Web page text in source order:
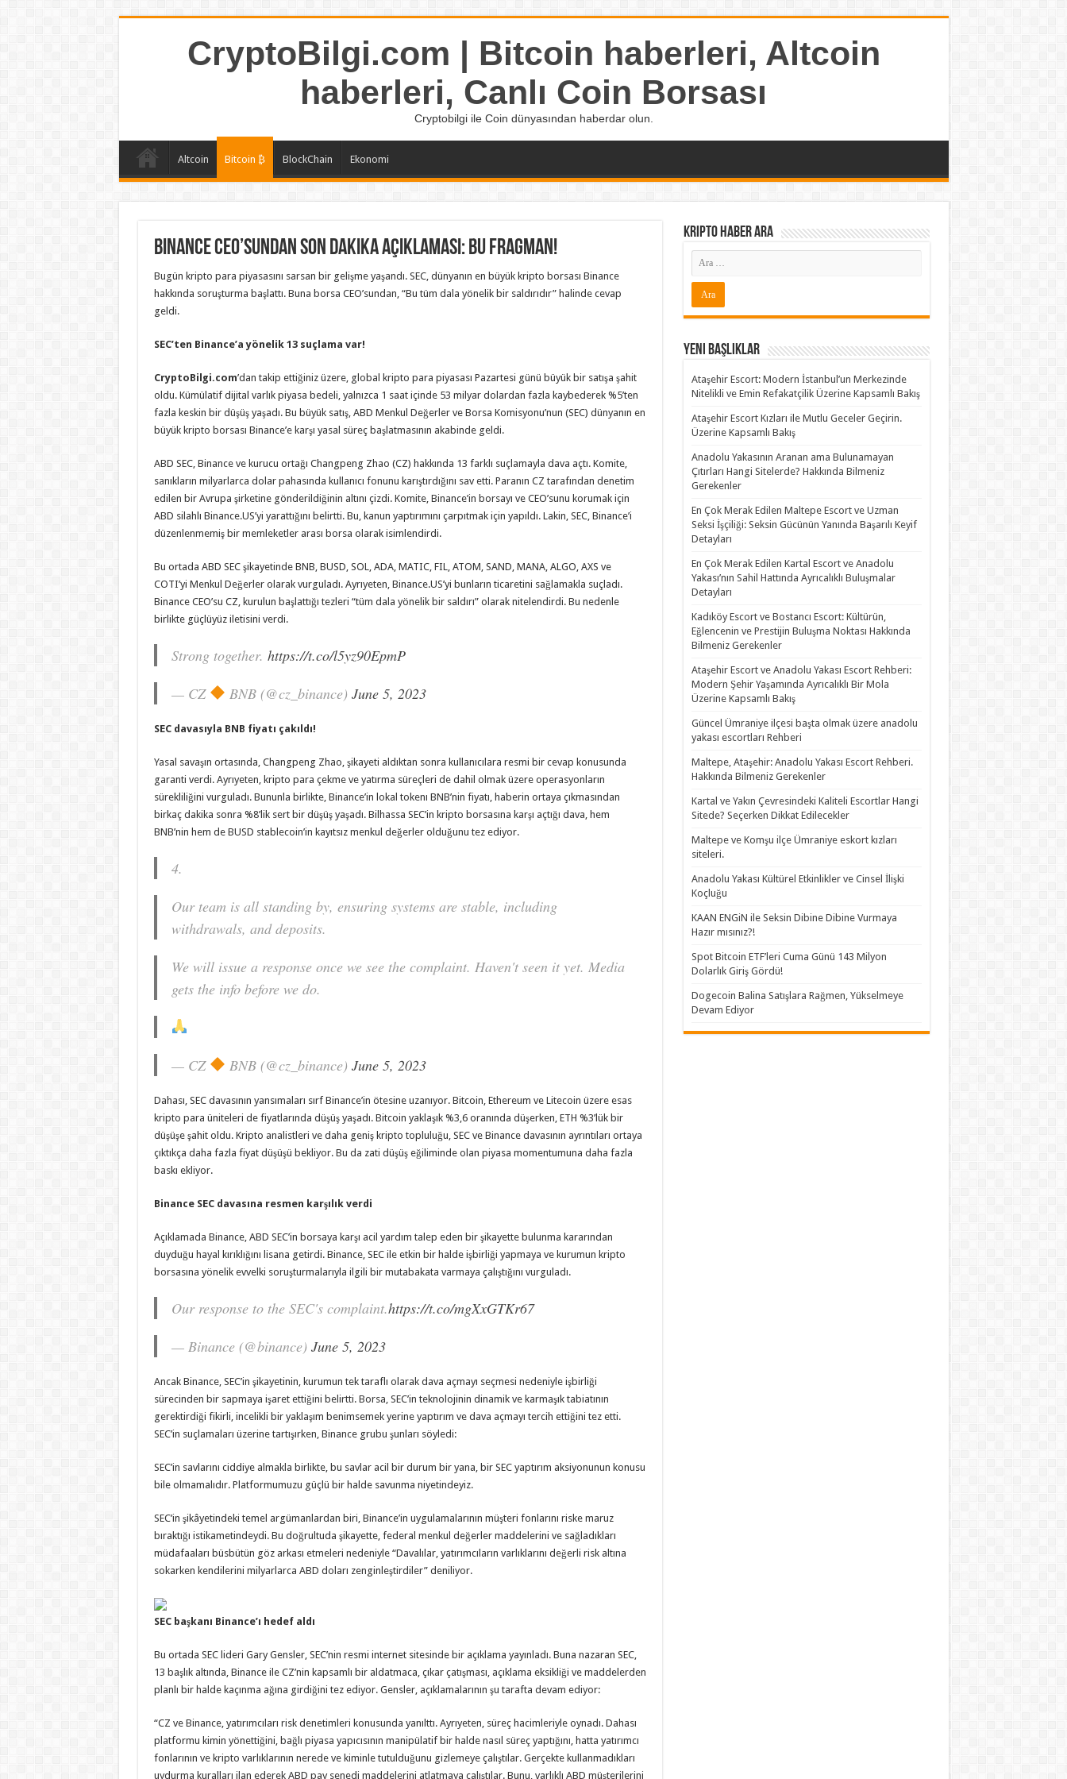
CryptoBilgi.com | Bitcoin haberleri, Altcoin
haberleri, Canlı Coin Borsası
Cryptobilgi ile Coin dünyasından haberdar olun.
Altcoin Bitcoin ₿ BlockChain Ekonomi
Binance CEO’sundan Son Dakika Açıklaması: Bu Fragman!
Bugün kripto para piyasasını sarsan bir gelişme yaşandı. SEC, dünyanın en büyük kripto borsası Binance
hakkında soruşturma başlattı. Buna borsa CEO’sundan, “Bu tüm dala yönelik bir saldırıdır” halinde cevap
geldi.
SEC’ten Binance’a yönelik 13 suçlama var!
CryptoBilgi.com’dan takip ettiğiniz üzere, global kripto para piyasası Pazartesi günü büyük bir satışa şahit
oldu. Kümülatif dijital varlık piyasa bedeli, yalnızca 1 saat içinde 53 milyar dolardan fazla kaybederek %5’ten
fazla keskin bir düşüş yaşadı. Bu büyük satış, ABD Menkul Değerler ve Borsa Komisyonu’nun (SEC) dünyanın en
büyük kripto borsası Binance’e karşı yasal süreç başlatmasının akabinde geldi.
ABD SEC, Binance ve kurucu ortağı Changpeng Zhao (CZ) hakkında 13 farklı suçlamayla dava açtı. Komite,
sanıkların milyarlarca dolar pahasında kullanıcı fonunu karıştırdığını sav etti. Paranın CZ tarafından denetim
edilen bir Avrupa şirketine gönderildiğinin altını çizdi. Komite, Binance’in borsayı ve CEO’sunu korumak için
ABD silahlı Binance.US’yi yarattığını belirtti. Bu, kanun yaptırımını çarpıtmak için yapıldı. Lakin, SEC, Binance’i
düzenlenmemiş bir memleketler arası borsa olarak isimlendirdi.
Bu ortada ABD SEC şikayetinde BNB, BUSD, SOL, ADA, MATIC, FIL, ATOM, SAND, MANA, ALGO, AXS ve
COTI’yi Menkul Değerler olarak vurguladı. Ayrıyeten, Binance.US’yi bunların ticaretini sağlamakla suçladı.
Binance CEO’su CZ, kurulun başlattığı tezleri “tüm dala yönelik bir saldırı” olarak nitelendirdi. Bu nedenle
birlikte güçlüyüz iletisini verdi.
Strong together. https://t.co/l5yz90EpmP
— CZ
BNB (@cz_binance) June 5, 2023
SEC davasıyla BNB fiyatı çakıldı!
Yasal savaşın ortasında, Changpeng Zhao, şikayeti aldıktan sonra kullanıcılara resmi bir cevap konusunda
garanti verdi. Ayrıyeten, kripto para çekme ve yatırma süreçleri de dahil olmak üzere operasyonların
sürekliliğini vurguladı. Bununla birlikte, Binance’in lokal tokenı BNB’nin fiyatı, haberin ortaya çıkmasından
birkaç dakika sonra %8’lik sert bir düşüş yaşadı. Bilhassa SEC’in kripto borsasına karşı açtığı dava, hem
BNB’nin hem de BUSD stablecoin’in kayıtsız menkul değerler olduğunu tez ediyor.
4.
Our team is all standing by, ensuring systems are stable, including
withdrawals, and deposits.
We will issue a response once we see the complaint. Haven't seen it yet. Media
gets the info before we do.
— CZ BNB (@cz_binance) June 5, 2023
Dahası, SEC davasının yansımaları sırf Binance’in ötesine uzanıyor. Bitcoin, Ethereum ve Litecoin üzere esas
kripto para üniteleri de fiyatlarında düşüş yaşadı. Bitcoin yaklaşık %3,6 oranında düşerken, ETH %3’lük bir
düşüşe şahit oldu. Kripto analistleri ve daha geniş kripto topluluğu, SEC ve Binance davasının ayrıntıları ortaya
çıktıkça daha fazla fiyat düşüşü bekliyor. Bu da zati düşüş eğiliminde olan piyasa momentumuna daha fazla
baskı ekliyor.
Binance SEC davasına resmen karşılık verdi
Açıklamada Binance, ABD SEC’in borsaya karşı acil yardım talep eden bir şikayette bulunma kararından
duyduğu hayal kırıklığını lisana getirdi. Binance, SEC ile etkin bir halde işbirliği yapmaya ve kurumun kripto
borsasına yönelik evvelki soruşturmalarıyla ilgili bir mutabakata varmaya çalıştığını vurguladı.
Our response to the SEC's complaint.https://t.co/mgXxGTKr67
— Binance (@binance) June 5, 2023
Ancak Binance, SEC’in şikayetinin, kurumun tek taraflı olarak dava açmayı seçmesi nedeniyle işbirliği
sürecinden bir sapmaya işaret ettiğini belirtti. Borsa, SEC’in teknolojinin dinamik ve karmaşık tabiatının
gerektirdiği fikirli, incelikli bir yaklaşım benimsemek yerine yaptırım ve dava açmayı tercih ettiğini tez etti.
SEC’in suçlamaları üzerine tartışırken, Binance grubu şunları söyledi:
SEC’in savlarını ciddiye almakla birlikte, bu savlar acil bir durum bir yana, bir SEC yaptırım aksiyonunun konusu
bile olmamalıdır. Platformumuzu güçlü bir halde savunma niyetindeyiz.
SEC’in şikâyetindeki temel argümanlardan biri, Binance’in uygulamalarının müşteri fonlarını riske maruz
bıraktığı istikametindeydi. Bu doğrultuda şikayette, federal menkul değerler maddelerini ve sağladıkları
müdafaaları büsbütün göz arkası etmeleri nedeniyle “Davalılar, yatırımcıların varlıklarını değerli risk altına
sokarken kendilerini milyarlarca ABD doları zenginleştirdiler” deniliyor.
SEC başkanı Binance’ı hedef aldı
Bu ortada SEC lideri Gary Gensler, SEC’nin resmi internet sitesinde bir açıklama yayınladı. Buna nazaran SEC,
13 başlık altında, Binance ile CZ’nin kapsamlı bir aldatmaca, çıkar çatışması, açıklama eksikliği ve maddelerden
planlı bir halde kaçınma ağına girdiğini tez ediyor. Gensler, açıklamalarının şu tarafta devam ediyor:
“CZ ve Binance, yatırımcıları risk denetimleri konusunda yanılttı. Ayrıyeten, süreç hacimleriyle oynadı. Dahası
platformu kimin yönettiğini, bağlı piyasa yapıcısının manipülatif bir halde nasıl süreç yaptığını, hatta yatırımcı
fonlarının ve kripto varlıklarının nerede ve kiminle tutulduğunu gizlemeye çalıştılar. Gerçekte kullanmadıkları
uydurma kuralları ilan ederek ABD pay senedi maddelerini atlatmaya çalıştılar. Bunu, varlıklı ABD müşterilerini
Kripto Haber ARA
Yeni Başlıklar
Ataşehir Escort: Modern İstanbul’un Merkezinde
Nitelikli ve Emin Refakatçilik Üzerine Kapsamlı Bakış
Ataşehir Escort Kızları ile Mutlu Geceler Geçirin.
Üzerine Kapsamlı Bakış
Anadolu Yakasının Aranan ama Bulunamayan
Çıtırları Hangi Sitelerde? Hakkında Bilmeniz
Gerekenler
En Çok Merak Edilen Maltepe Escort ve Uzman
Seksi İşçiliği: Seksin Gücünün Yanında Başarılı Keyif
Detayları
En Çok Merak Edilen Kartal Escort ve Anadolu
Yakası’nın Sahil Hattında Ayrıcalıklı Buluşmalar
Detayları
Kadıköy Escort ve Bostancı Escort: Kültürün,
Eğlencenin ve Prestijin Buluşma Noktası Hakkında
Bilmeniz Gerekenler
Ataşehir Escort ve Anadolu Yakası Escort Rehberi:
Modern Şehir Yaşamında Ayrıcalıklı Bir Mola
Üzerine Kapsamlı Bakış
Güncel Ümraniye ilçesi başta olmak üzere anadolu
yakası escortları Rehberi
Maltepe, Ataşehir: Anadolu Yakası Escort Rehberi.
Hakkında Bilmeniz Gerekenler
Kartal ve Yakın Çevresindeki Kaliteli Escortlar Hangi
Sitede? Seçerken Dikkat Edilecekler
Maltepe ve Komşu ilçe Ümraniye eskort kızları
siteleri.
Anadolu Yakası Kültürel Etkinlikler ve Cinsel İlişki
Koçluğu
KAAN ENGiN ile Seksin Dibine Dibine Vurmaya
Hazır mısınız?!
Spot Bitcoin ETF’leri Cuma Günü 143 Milyon
Dolarlık Giriş Gördü!
Dogecoin Balina Satışlara Rağmen, Yükselmeye
Devam Ediyor